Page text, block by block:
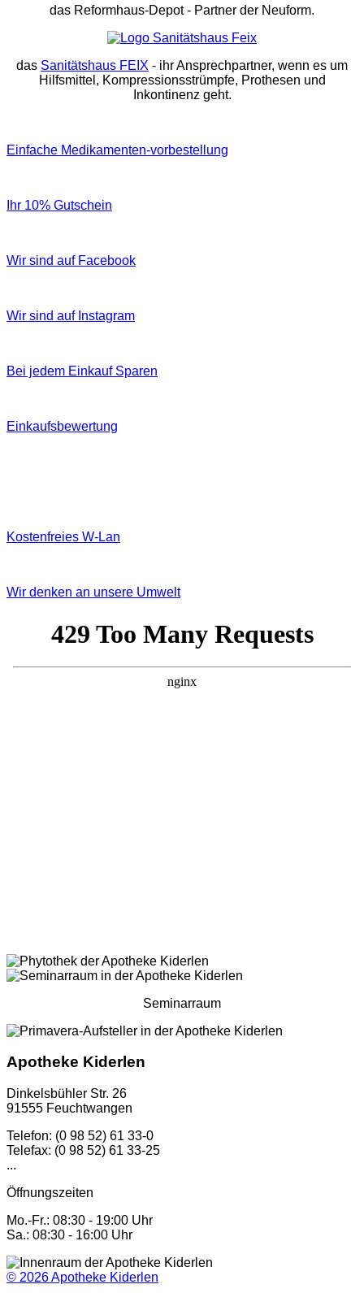
das Reformhaus-Depot- Partner der Neuform.
das Sanitätshaus FEIX - ihr Ansprechpartner, wenn es um
Hilfsmittel, Kompressionsstrümpfe, Prothesen und
Inkontinenz geht.
Einfache Medikamenten-vorbestellung
Ihr 10% Gutschein
Wir sind auf Facebook
Wir sind auf Instagram
Bei jedem Einkauf Sparen
Einkaufsbewertung
Kostenfreies W‐Lan
Wir denken an unsere Umwelt
Seminarraum
Apotheke Kiderlen
Dinkelsbühler Str. 26
91555 Feuchtwangen
Telefon: (0 98 52) 61 33-0
Telefax: (0 98 52) 61 33-25
...
Öffnungszeiten
Mo.-Fr.: 08:30 - 19:00 Uhr
Sa.: 08:30 - 16:00 Uhr
© 2026Apotheke Kiderlen